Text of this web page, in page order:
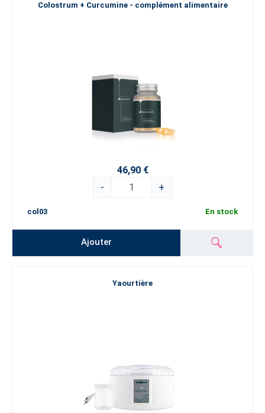
Colostrum + Curcumine - complément alimentaire
46,90 €
-
+
col03 En stock
Ajouter
Yaourtière